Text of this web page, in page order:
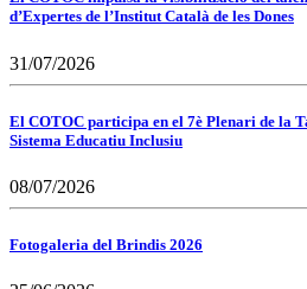
d’Expertes de l’Institut Català de les Dones
31/07/2026
El COTOC participa en el 7è Plenari de la
Sistema Educatiu Inclusiu
08/07/2026
Fotogaleria del Brindis 2026